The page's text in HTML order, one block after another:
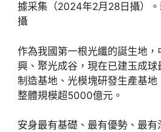
據采集（2024年2月28日攝）
攝
作為我國第一根光纖的誕生地，
興、聚光成谷，現在已建玉成
制造基地、光模塊研發生產基地
整體規模超5000億元。
安身最有基礎、最有優勢、最